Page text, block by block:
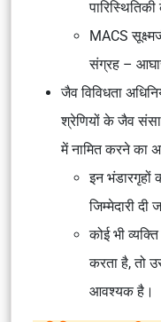
MACS
संग्रह –
जैव विविधता
श्रेणियों के जैव
में नामित करने का
इन भंडारगृहों
जिम्मेदारी दी
कोई भी
करता है, तो
आवश्यक है।